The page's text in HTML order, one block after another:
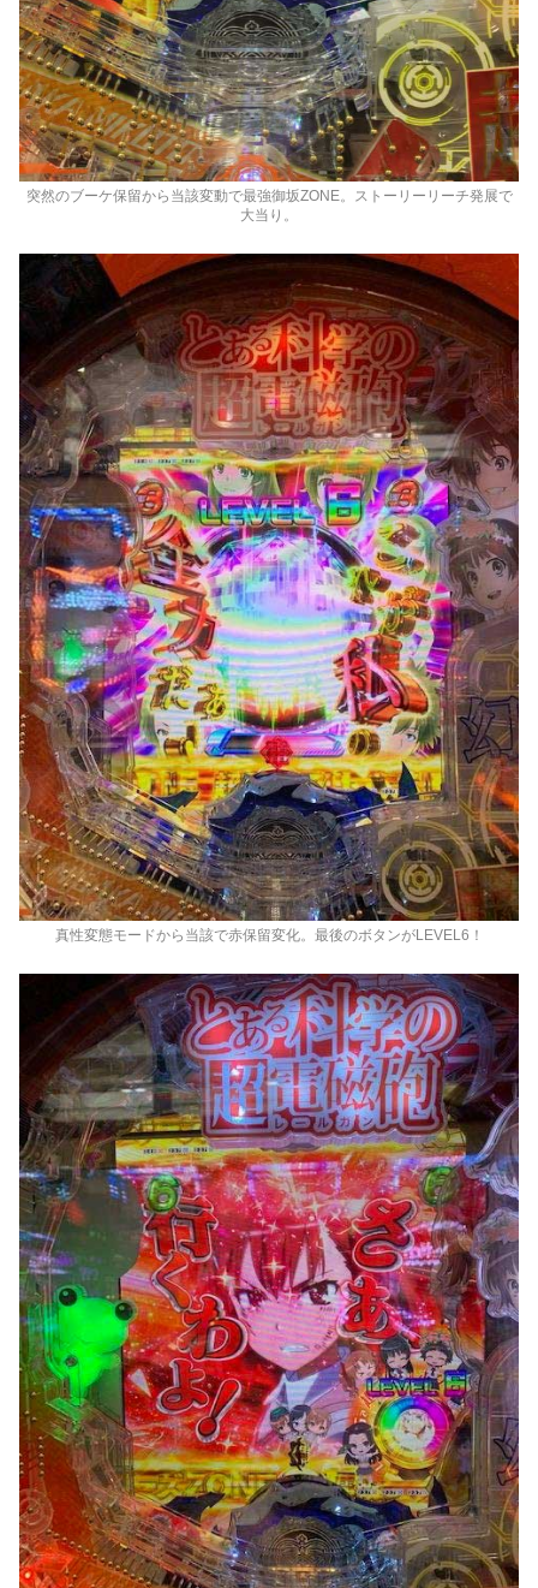
突然のブーケ保留から当該変動で最強御坂ZONE。ストーリーリーチ発展で
大当り。
真性変態モードから当該で赤保留変化。最後のボタンがLEVEL6！